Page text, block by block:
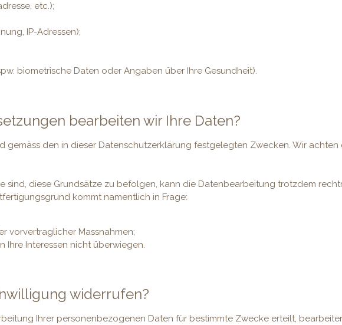
etc.);
IP-Adressen);
biometrische Daten oder Angaben über Ihre Gesundheit).
bearbeiten wir Ihre Daten?
gemäss den in dieser Datenschutzerklärung festgelegten Zwecken. Wir
sind, diese Grundsätze zu befolgen, kann die Datenbearbeitung trotzdem
kommt namentlich in Frage:
vorvertraglicher Massnahmen;
Ihre Interessen nicht überwiegen.
widerrufen?
Ihrer personenbezogenen Daten für bestimmte Zwecke erteilt,